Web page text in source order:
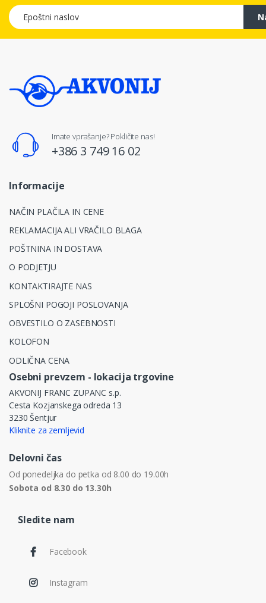
Epoštni naslov
Imate vprašanje? Pokličite nas!
+386 3 749 16 02
Informacije
NAČIN PLAČILA IN CENE
REKLAMACIJA ALI VRAČILO BLAGA
POŠTNINA IN DOSTAVA
O PODJETJU
KONTAKTIRAJTE NAS
SPLOŠNI POGOJI POSLOVANJA
OBVESTILO O ZASEBNOSTI
KOLOFON
ODLIČNA CENA
Osebni prevzem - lokacija trgovine
AKVONIJ FRANC ZUPANC s.p.
Cesta Kozjanskega odreda 13
3230 Šentjur
Kliknite za zemljevid
Delovni čas
Od ponedeljka do petka od 8.00 do 19.00h
Sobota od 8.30 do 13.30h
Sledite nam
Facebook
Instagram